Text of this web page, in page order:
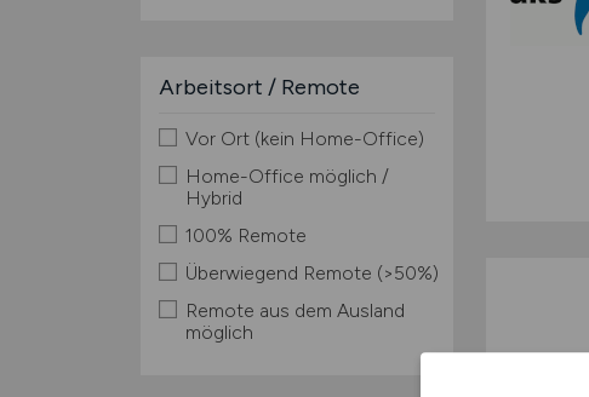
Arbeitsort / Remote
Vor Ort (kein Home-Office)
Home-Office möglich /
Hybrid
100% Remote
Überwiegend Remote (>50%)
Remote aus dem Ausland
möglich